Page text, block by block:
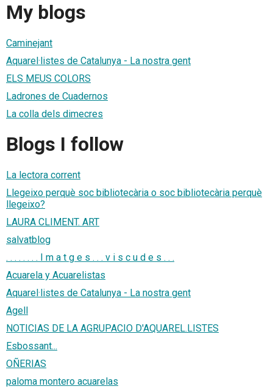
My blogs
Caminejant
Aquarel·listes de Catalunya - La nostra gent
ELS MEUS COLORS
Ladrones de Cuadernos
La colla dels dimecres
Blogs I follow
La lectora corrent
Llegeixo perquè soc bibliotecària o soc bibliotecària perquè
llegeixo?
LAURA CLIMENT. ART
salvatblog
. . . . . . . . I m a t g e s . . . v i s c u d e s . . .
Acuarela y Acuarelistas
Aquarel·listes de Catalunya - La nostra gent
Agell
NOTICIAS DE LA AGRUPACIO D'AQUAREL.LISTES
Esbossant...
OÑERIAS
paloma montero acuarelas